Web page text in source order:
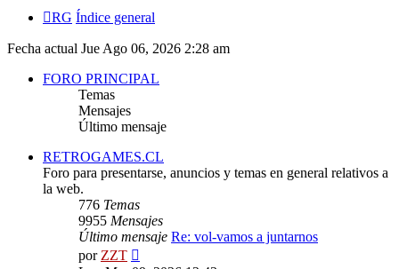
RG Índice general
Fecha actual Jue Ago 06, 2026 2:28 am
FORO PRINCIPAL
Temas
Mensajes
Último mensaje
RETROGAMES.CL
Foro para presentarse, anuncios y temas en general relativos a
la web.
776 Temas
9955 Mensajes
Último mensaje Re: vol-vamos a juntarnos
porZZT